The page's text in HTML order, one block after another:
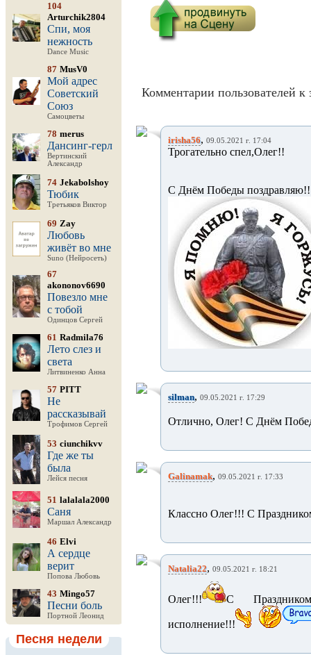
104
Arturchik2804
Спи, моя
нежность
Dance Music
87 MusV0
Мой адрес
Советский
Союз
Самоцветы
78 merus
Дансинг-герл
Вертинский
Александр
74 Jekabolshoy
Тюбик
Третьяков Виктор
69 Zay
Любовь
живёт во мне
Suno (Нейросеть)
67
akononov6690
Повезло мне
с тобой
Одинцов Сергей
61 Radmila76
Лето слез и
света
Литвиненко Анна
57 PITT
Не
рассказывай
Трофимов Сергей
53 ciunchikvv
Где же ты
была
Лейся песня
51 lalalala2000
Саня
Маршал Александр
46 Elvi
А сердце
верит
Попова Любовь
43 Mingo57
Песни боль
Портной Леонид
Песня недели
Комментарии пользователей к
irisha56, 09.05.2021 г. 17:04
Трогательно спел,Олег!!
С Днём Победы поздравляю!!
silman, 09.05.2021 г. 17:29
Отлично, Олег! С Днём
Galinamak, 09.05.2021 г. 17:33
Классно Олег!!! С
Natalia22, 09.05.2021 г. 18:21
Олег!!! С
исполнение!!!